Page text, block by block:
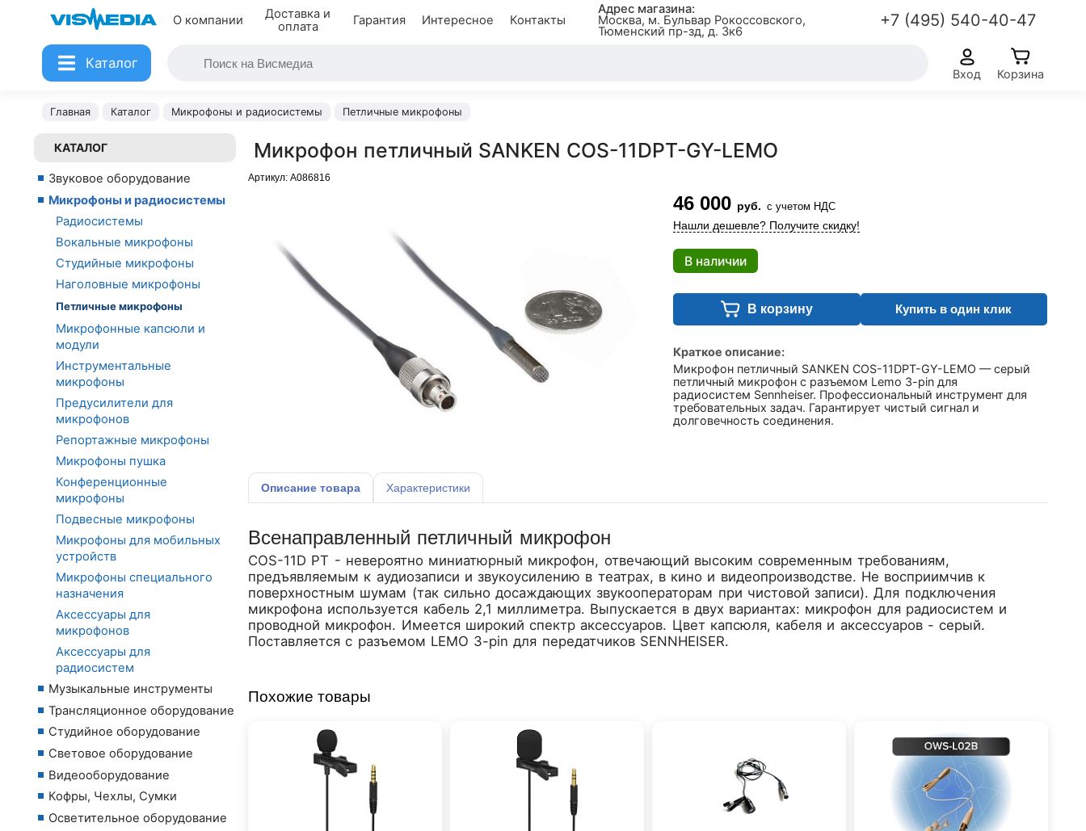
О компании
Доставка и
оплата
Гарантия Интересное Контакты
Адрес магазина:
Москва, м. Бульвар Рокоссовского,
Тюменский пр-зд, д. 3к6
+7 (495) 540-40-47
Каталог
Вход Корзина
Главная Каталог Микрофоны и радиосистемы Петличные микрофоны
КАТАЛОГ
Звуковое оборудование
Микрофоны и радиосистемы
Радиосистемы
Вокальные микрофоны
Студийные микрофоны
Наголовные микрофоны
Петличные микрофоны
Микрофонные капсюли и
модули
Инструментальные
микрофоны
Предусилители для
микрофонов
Репортажные микрофоны
Микрофоны пушка
Конференционные
микрофоны
Подвесные микрофоны
Микрофоны для мобильных
устройств
Микрофоны специального
назначения
Аксессуары для
микрофонов
Аксессуары для
радиосистем
Музыкальные инструменты
Трансляционное оборудование
Студийное оборудование
Световое оборудование
Видеооборудование
Кофры, Чехлы, Сумки
Осветительное оборудование
Микрофон петличный SANKEN COS-11DPT-GY-LEMO
Артикул: A086816
46 000 руб. с учетом НДС
Нашли дешевле? Получите скидку!
В наличии
В корзину Купить в один клик
Краткое описание:
Микрофон петличный SANKEN COS-11DPT-GY-LEMO — серый
петличный микрофон с разъемом Lemo 3-pin для
радиосистем Sennheiser. Профессиональный инструмент для
требовательных задач. Гарантирует чистый сигнал и
долговечность соединения.
Описание товара Характеристики
Всенаправленный петличный микрофон
COS-11D PT - невероятно миниатюрный микрофон, отвечающий высоким современным требованиям,
предъявляемым к аудиозаписи и звукоусилению в театрах, в кино и видеопроизводстве. Не восприимчив к
поверхностным шумам (так сильно досаждающих звукооператорам при чистовой записи). Для подключения
микрофона используется кабель 2,1 миллиметра. Выпускается в двух вариантах: микрофон для радиосистем и
проводной микрофон. Имеется широкий спектр аксессуаров. Цвет капсюля, кабеля и аксессуаров - серый.
Поставляется c разъемом LEMO 3-pin для передатчиков SENNHEISER.
Похожие товары